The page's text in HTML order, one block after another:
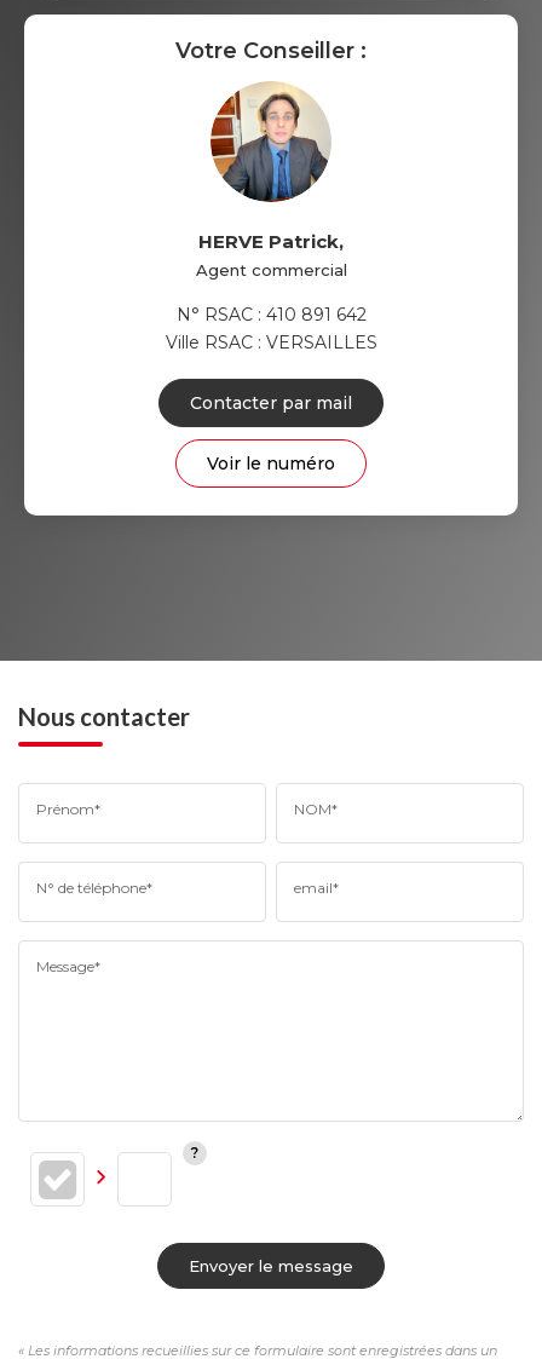
Votre Conseiller :
HERVE Patrick,
Agent commercial
N° RSAC : 410 891 642
Ville RSAC : VERSAILLES
Contacter par mail
Voir le numéro
Nous contacter
Prénom* NOM*
N° de téléphone* email*
Message*
Envoyer le message
« Les informations recueillies sur ce formulaire sont enregistrées dans un